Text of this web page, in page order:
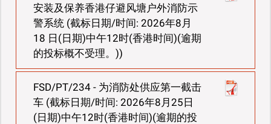
安装及保养香港仔避风塘户外消防示
警系统 (截标日期/时间: 2026年8月
18 日(日期)中午12时(香港时间)(逾期
的投标概不受理。))
FSD/PT/234 - 为消防处供应第一截击
车 (截标日期/时间: 2026年8月25日
(日期)中午12时(香港时间)(逾期的投